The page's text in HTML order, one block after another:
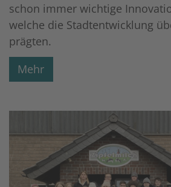
schon immer wichtige
welche die Stadtentwicklung
prägten.
Mehr